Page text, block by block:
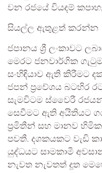
වන රජයේ වියදම්
සියල්ල ඇතුළත් කරන්න
ජපානය ශ්‍රී ලංකාවට
මෙරට ජනවාර්ගික
සංහිඳියාව ඇති කිරීමට
ජපන් ප්‍රවේශය බටහිර
සැමවිටම ස්වෛරී
සෙවීමට ඇති අයිතියට
ප්‍රමිතීන් සහ මානව
පවතී. දශකයකට වැඩි
යුද්ධයට සාමකාමී
නැවත නැවතත් දූත